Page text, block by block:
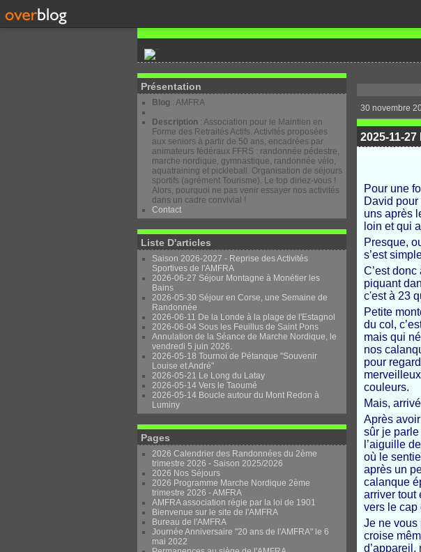
Présentation
Blog : AMFRA
Description : Association pour le Maintien en
Forme des Retraités Actifs. Activités proposées
aux seniors à partir de 50 ans, encadrées par
animateurs fédéraux FFRS : randonnée pédestre,
marche nordique, gymnastique, randonnée vélo,
aquatraining et pickleball. Organisation de séjours
sportifs (agrément Tourisme). Le top diriez-vous !
Alors, pourquoi ne pas venir essayer nos activités
dans un cadre convivial !
Contact
Liste D'articles
Saison 2026-2027 - Reprise des Activités
Sportives de l'AMFRA
2026-06-27 Séjour Montagne à Monétier les
Bains
2026-05-30 Séjour en Corse, une Semaine de
Randonnée
2026-06-11 De la Londe à la plage de l'Estagnol
2026-06-04 Sous les Feuillus de Saint Pons
Annulation de la Séance de Marche Nordique, le
vendredi 5 juin 2026.
2026-05-18 Tournoi de Pétanque "Souvenir
Louise et André"
2026-05-21 Le Long du Latay
2026-05-14 Vers le Taoumé
2026-05-14 Boucle autour du Mont Redon à
Luminy
Pages
2026 Calendrier des Randonnées du 2ème
trimestre 2026 - Saison 2025/2026
2026 Nos Séjours
2026 Programme Marche Nordique 2ème
trimestre 2026 - AMFRA
AMFRA association régie par la loi de 1901
Bienvenue sur le site de l'AMFRA
Bureau de l'AMFRA
Journée Anniversaire "20 ans de l'AMFRA" le 6
mai 2022
30 novembre
2025-11-
Pour une
David
uns après
loin et qui
Presque,
s’est
C’est
piquant
c'est à 23
Petite
du col,
mais qui
nos
pour
couleurs.
Mais,
Après
sûr je
l’aiguille
où le
après un
calanque
arriver tout
vers le cap
Je ne vous
croise
d’appareil,